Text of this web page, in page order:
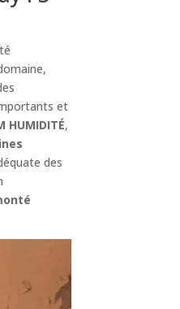
et
HUMIDITÉ,
des